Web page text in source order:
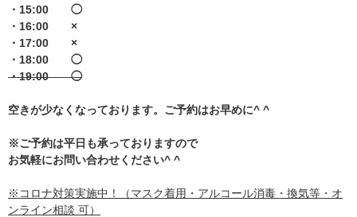
・15:00 ◯
・16:00 ×
・17:00 ×
・18:00 ◯
・19:00 ◯
空きが少なくなっております。ご予約はお早めに^ ^
※ご予約は平日も承っておりますので
お気軽にお問い合わせください^ ^
※コロナ対策実施中！（マスク着用・アルコール消毒・換気等・オ
ンライン相談 可）